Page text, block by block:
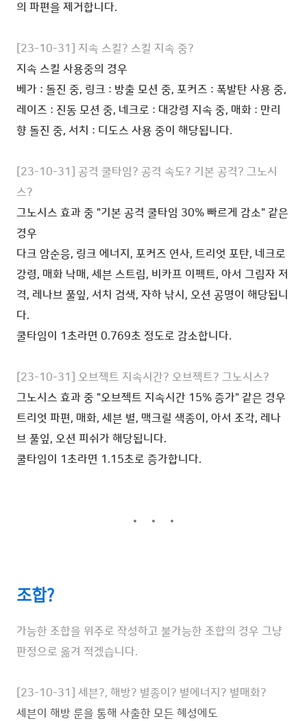
의 파편을 제거합니다.
[23-10-31] 지속 스킬? 스킬 지속 중?
지속 스킬 사용중의 경우
베가 : 돌진 중, 링크 : 방출 모션 중, 포커즈 : 폭발탄 사용 중,
레이즈 : 진동 모션 중, 네크로 : 대강령 지속 중, 매화 : 만리
향 돌진 중, 서치 : 디도스 사용 중이 해당됩니다.
[23-10-31] 공격 쿨타임? 공격 속도? 기본 공격? 그노시
스?
그노시스 효과 중 "기본 공격 쿨타임 30% 빠르게 감소" 같은
경우
다크 암순응, 링크 에너지, 포커즈 연사, 트리엇 포탄, 네크로
강령, 매화 낙매, 세븐 스트림, 비카프 이펙트, 아서 그림자 저
격, 레나브 풀잎, 서치 검색, 자하 낚시, 오션 공명이 해당됩니
다.
쿨타임이 1초라면 0.769초 정도로 감소합니다.
[23-10-31] 오브젝트 지속시간? 오브젝트? 그노시스?
그노시스 효과 중 "오브젝트 지속시간 15% 증가" 같은 경우
트리엇 파편, 매화, 세븐 별, 맥크릴 색종이, 아서 조각, 레나
브 풀잎, 오션 피쉬가 해당됩니다.
쿨타임이 1초라면 1.15초로 증가합니다.
조합?
가능한 조합을 위주로 작성하고 불가능한 조합의 경우 그냥
판정으로 옮겨 적겠습니다.
[23-10-31] 세븐?, 해방? 별종이? 별에너지? 별매화?
세븐이 해방 룬을 통해 사출한 모든 혜성에도